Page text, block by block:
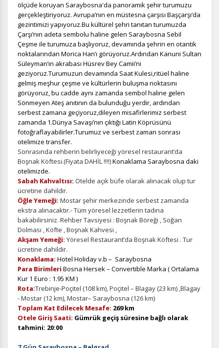
ölçüde koruyan Saraybosna'da panoramik şehir turumuzu
gerçekleştiriyoruz. Avrupa’nın en müstesna çarşısı Başçarşı’da
gezintimizi yapıyoruz.Bu kültürel şehri tanıtan turumuzda
Çarşı’nın adeta sembolu haline gelen Saraybosna Sebil
Çeşme ile turumuza başlıyoruz, devamında şehrin en otantik
noktalarından Morica Han’ı görüyoruz.Ardından Kanuni Sultan
Süleyman’ın akrabası Hüsrev Bey Camii’ni
geziyoruz.Turumuzun devamında Saat Kulesi,ritüel haline
gelmiş meşhur çeşme ve kültürlerin buluşma noktasını
görüyoruz, bu cadde aynı zamanda sembol haline gelen
Sönmeyen Ateş anıtının da bulunduğu yerdir, ardından
serbest zamana geçiyoruz,dileyen misafirlerimiz serbest
zamanda 1.Dünya Savaşı’nın çıktığı Latin Köprüsünü
fotoğraflayabilirler.Turumuz ve serbest zaman sonrası
otelimize transfer.
Sonrasında rehberin belirliyeceği yöresel restaurant’da
Boşnak Köftesi.(Fiyata DAHİL !!!!)Konaklama Saraybosna daki
otelimizde.
Sabah Kahvaltısı: Otelde açık büfe olarak alınacak olup tur
ücretine dahildir.
Öğle Yemeği: Mostar şehir merkezinde serbest zamanda
ekstra alınacaktır.-Tüm yöresel lezzetlerin tadına
bakabilirsiniz. Rehber Tavsiyesi : Boşnak Böreği , Soğan
Dolması , Köfte , Boşnak Kahvesi ,
Akşam Yemeği: Yöresel Restaurant’da Boşnak Köftesi . Tur
ücretine dahildir.
Konaklama: Hotel Holiday v.b – Saraybosna
Para Birimleri Bosna Hersek – Convertible Marka ( Ortalama
Kur 1 Euro : 1.95 KM )
Rota:Trebinje-Poçitel (108 km), Poçitel – Blagay (23 km) ,Blagay
- Mostar (12 km), Mostar– Saraybosna (126 km)
Toplam Kat Edilecek Mesafe: 269 km
Otele Giriş Saati: Gümrük geçiş süresine bağlı olarak
tahmini: 20:00